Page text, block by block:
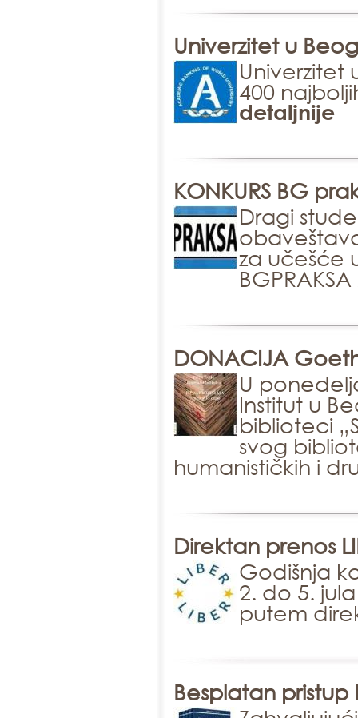
Univerzitet u
400
detaljnije
KONKURS BG
Dragi
za učešće
DONACIJA
U
Institut u
biblioteci
svog
humanističkih i
Direktan prenos
Godišnja
2. do 5.
putem
Besplatan pristup